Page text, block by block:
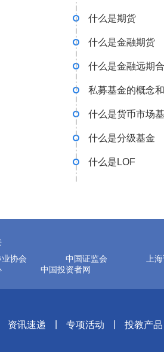
什么是期货
什么是金融期货
什么是金融远期
私募基金的概念
什么是货币市场
什么是分级基金
什么是LOF
协会
中国证监会
上
中国投资者网
资讯速递 专项活动 投教产品